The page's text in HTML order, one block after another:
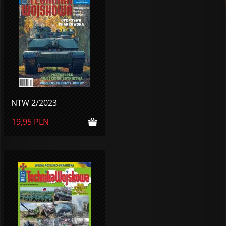
NTW 2/2023
19,95 PLN